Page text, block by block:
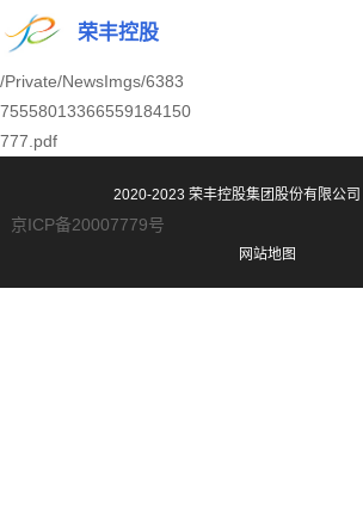
荣丰控股
/Private/NewsImgs/6383
75558013366559184150
777.pdf
2020-2023 荣丰控股集团股份有限公司
京ICP备20007779号
网站地图